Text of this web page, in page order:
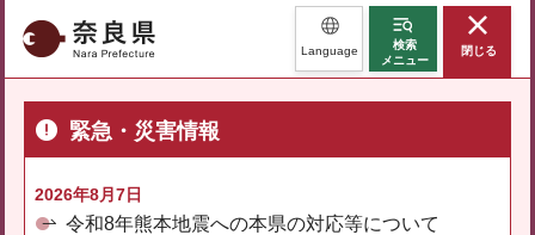
奈良県 Language
検索
メニュー
閉じる
緊急・災害情報
2026年8月7日
令和8年熊本地震への本県の対応等について